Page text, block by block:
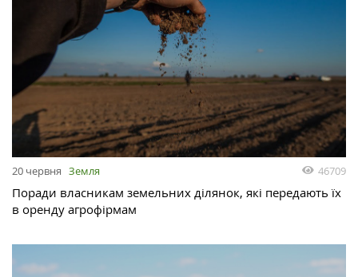
20 червня Земля 46709
Поради власникам земельних ділянок, які передають їх
в оренду агрофірмам